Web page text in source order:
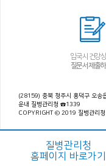
입국 시 건강
질문서 제출하
(28159) 충북 청주시 흥덕구 오송
운내 질병관리청 ☎1339
COPYRIGHT © 2019 질병관리
질병관리청
홈페이지 바로가기